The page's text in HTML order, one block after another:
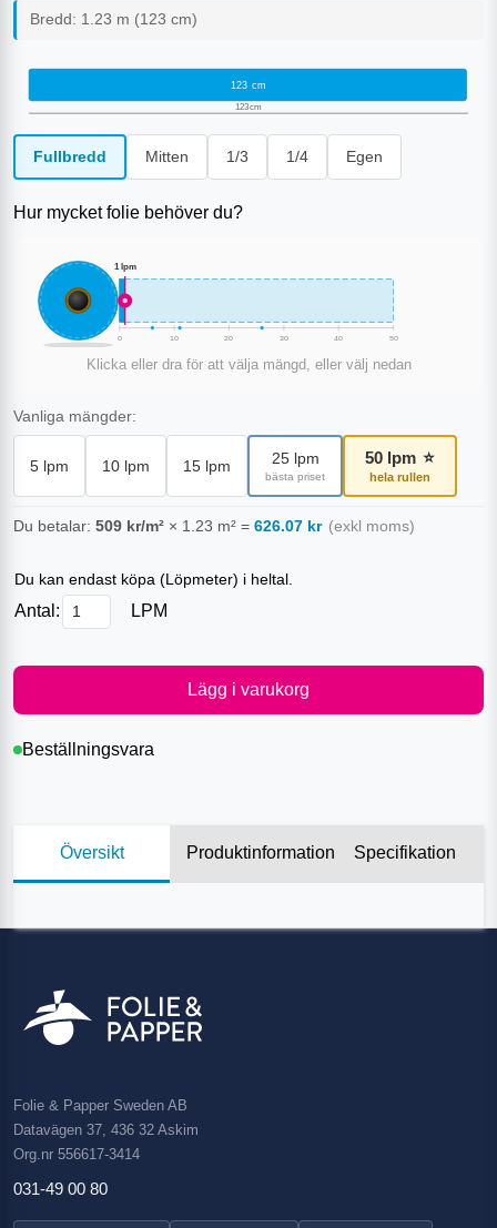
Bredd: 1.23 m (123 cm)
123 cm
123cm
Fullbredd Mitten 1/3 1/4 Egen
Hur mycket folie behöver du?
1 lpm
0 10 20 30 40 50
Klicka eller dra för att välja mängd, eller välj nedan
Vanliga mängder:
5 lpm 10 lpm 15 lpm 25lpm
bästa priset
50 lpm ⭐
hela rullen
Du betalar: 509 kr/m² × 1.23 m² = 626.07 kr (exkl moms)
Du kan endast köpa (Löpmeter) i heltal.
Antal: LPM
Lägg i varukorg
Beställningsvara
Översikt Produktinformation Specifikation
Folie & Papper Sweden AB
Datavägen 37, 436 32 Askim
Org.nr 556617-3414
031-49 00 80